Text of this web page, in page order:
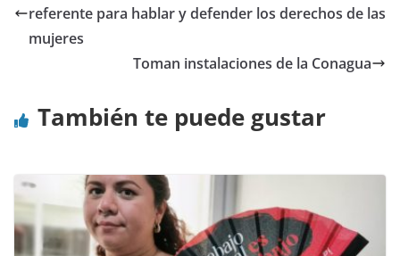
referente para hablar y defender los derechos de las
mujeres
Toman instalaciones de la Conagua
También te puede gustar